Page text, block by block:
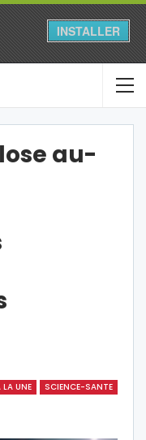
INSTALLER
au-
LA UNE SCIENCE-SANTE